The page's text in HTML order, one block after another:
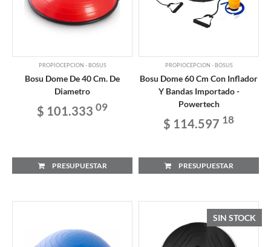
PROPIOCEPCION - BOSUS
Bosu Dome De 40 Cm. De
Diametro
$ 101.333 09
PRESUPUESTAR
PROPIOCEPCION - BOSUS
Bosu Dome 60 Cm Con Inflador
Y Bandas Importado -
Powertech
$ 114.597 18
PRESUPUESTAR
SIN STOCK